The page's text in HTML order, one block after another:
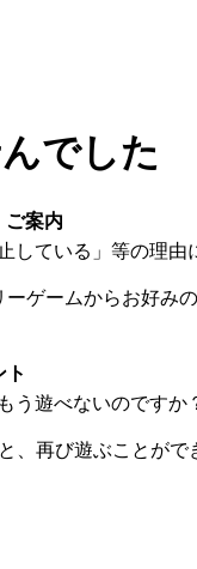
でした
ご案内
ている」等の理由
ゲームからお好み
ト
う遊べないのですか
、再び遊ぶことがで